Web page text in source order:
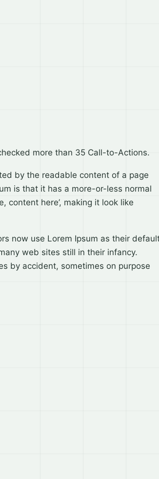
more than 35 Call-to-Actions.
by the readable content of a page
is that it has a more-or-less normal
content here’, making it look like
now use Lorem Ipsum as their
web sites still in their infancy.
by accident, sometimes on purpose